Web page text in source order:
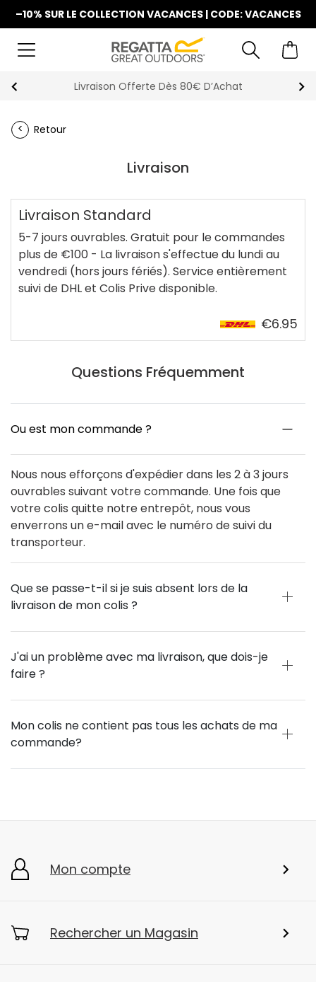
–10% SUR LE COLLECTION VACANCES | CODE: VACANCES
Livraison Offerte Dès 80€ D’Achat
Retour
Livraison
Livraison Standard
5-7 jours ouvrables. Gratuit pour le commandes
plus de €100 - La livraison s'effectue du lundi au
vendredi (hors jours fériés). Service entièrement
suivi de DHL et Colis Prive disponible.
€6.95
Questions Fréquemment
Ou est mon commande ?
Nous nous efforçons d'expédier dans les 2 à 3 jours
ouvrables suivant votre commande. Une fois que
votre colis quitte notre entrepôt, nous vous
enverrons un e-mail avec le numéro de suivi du
transporteur.
Que se passe-t-il si je suis absent lors de la
livraison de mon colis ?
J'ai un problème avec ma livraison, que dois-je
faire ?
Mon colis ne contient pas tous les achats de ma
commande?
Mon compte
Rechercher un Magasin